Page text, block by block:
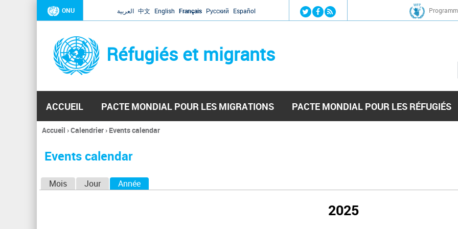
Jump to navigation
ONU العربية 中文 English Français Русский Español
Réfugiés et migrants
ACCUEIL PACTE MONDIAL POUR LES MIGRATIONS PACTE MONDIAL POUR LES RÉFUGIÉS
Vous
ici
Accueil ›Calendrier› Events calendar
Events calendar
Mois Jour Année
2025